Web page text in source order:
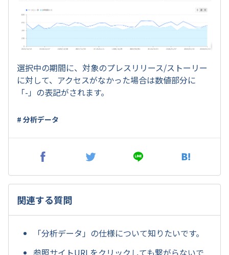
選択中の期間に、対象のプレスリリース/ストーリー
に対して、アクセスがなかった場合は数値部分に
「-」の表記がされます。
# 分析データ
関連する質問
「分析データ」の仕様について知りたいです。
参照サイトURLをクリックしても繋がらないで